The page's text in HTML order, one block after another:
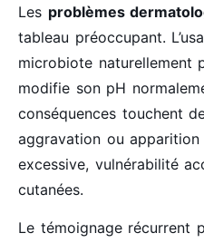
Les problèmes
tableau préoccupant.
microbiote naturellement
modifie son pH
conséquences touchent
aggravation ou apparition
excessive, vulnérabilité
cutanées.
Le témoignage récurrent